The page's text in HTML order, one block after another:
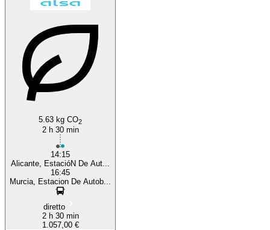
5.63 kg CO2
2 h 30 min
14:15
Alicante, EstacióN De Aut...
16:45
Murcia, Estacion De Autob...
diretto
2 h 30 min
1.057,00 €